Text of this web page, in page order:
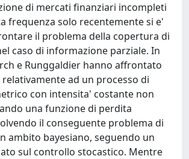
di mercati ﬁnanziari incompleti
frequenza solo recentemente si e'
il problema della copertura di
caso di informazione parziale. In
e Runggaldier hanno affrontato
ad un processo di
con intensita' costante non
una funzione di perdita
il conseguente problema di
ambito bayesiano, seguendo un
sul controllo stocastico. Mentre